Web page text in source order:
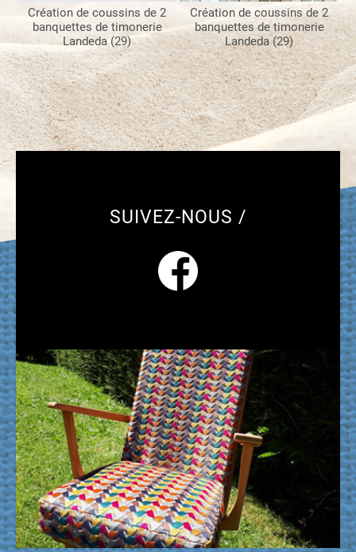
Création de coussins de 2
banquettes de timonerie
Landeda (29)
Création de coussins de 2
banquettes de timonerie
Landeda (29)
SUIVEZ-NOUS /